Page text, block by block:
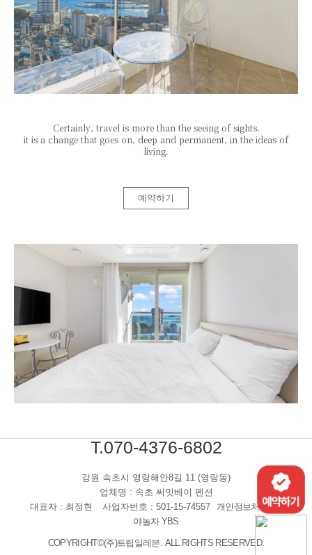
Certainly, travel is more than the seeing of sights.
it is a change that goes on, deep and permanent, in the ideas of
living.
예약하기
T.070-4376-6802
강원 속초시 영랑해안8길 11 (영랑동)
업체명 : 속초 써밋베이 펜션
대표자 : 최정현
사업자번호 : 501-15-74557
개인정보처리방침
야놀자 YBS
COPYRIGHT©(주)트립일레븐. ALL RIGHTS RESERVED.